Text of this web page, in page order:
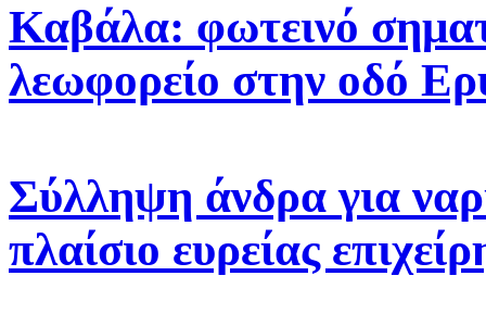
Καβάλα: φωτεινό
λεωφορείο στην οδό
Σύλληψη άνδρα για
πλαίσιο ευρείας